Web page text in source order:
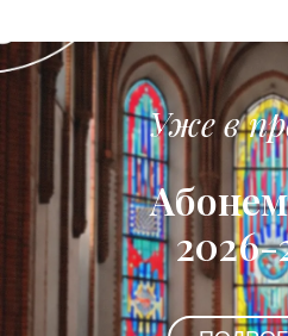
Уже в
2026-